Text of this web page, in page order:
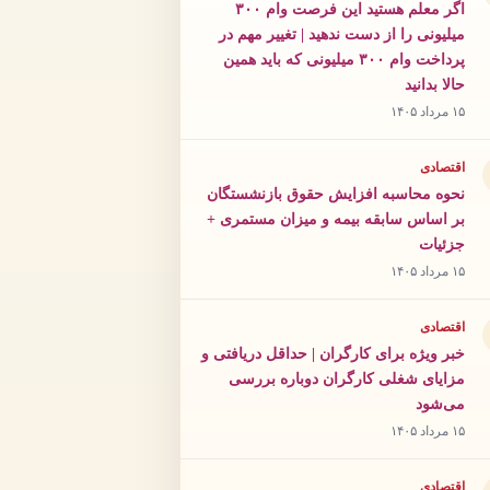
اگر معلم هستید این فرصت وام ۳۰۰
میلیونی را از دست ندهید | تغییر مهم در
پرداخت وام ۳۰۰ میلیونی که باید همین
حالا بدانید
۱۵ مرداد ۱۴۰۵
اقتصادی
نحوه محاسبه افزایش حقوق بازنشستگان
بر اساس سابقه بیمه و میزان مستمری +
جزئیات
۱۵ مرداد ۱۴۰۵
اقتصادی
خبر ویژه برای کارگران | حداقل دریافتی و
مزایای شغلی کارگران دوباره بررسی
می‌شود
۱۵ مرداد ۱۴۰۵
اقتصادی